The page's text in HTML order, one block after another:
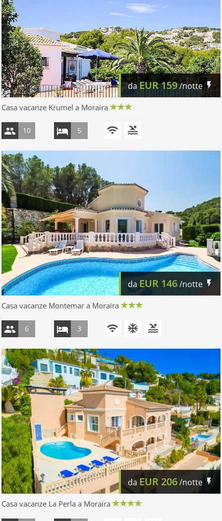
daEUR159/notte
Casa vacanze Krumel a Moraira
10 5
da EUR146/notte
Casa vacanze Montemar a Moraira
6 3
daEUR 206/notte
Casa vacanze La Perla a Moraira